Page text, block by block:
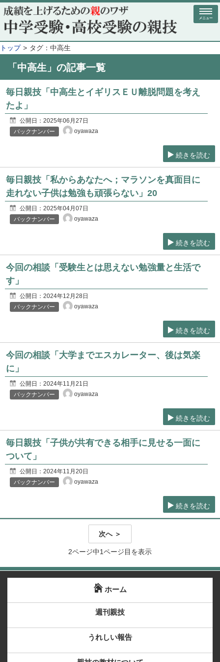
メニュー
トップ タグ：中高生
「中高生」の記事一覧
毎日親技「中高生とイギリスＥＵ離脱問題を考え
たよ」
公開日： 2025年06月27日
バックナンバー
oyawaza
続きを読む
毎日親技「私からあなたへ；マラソンを真面目に
走れない子供は勉強も頑張らない」20
公開日： 2025年04月07日
バックナンバー
oyawaza
続きを読む
今回の相談「受験生とは思えない勉強量と生活で
す」
公開日： 2024年12月28日
バックナンバー
oyawaza
続きを読む
今回の相談「大学までエスカレーター、後は気楽
に」
公開日： 2024年11月21日
バックナンバー
oyawaza
続きを読む
毎日親技「子供が共有できる相手に見せる一面に
ついて」
公開日： 2024年11月20日
バックナンバー
oyawaza
続きを読む
次へ ＞
2ページ中1ページ目を表示
ホーム
週刊親技
うれしい報告